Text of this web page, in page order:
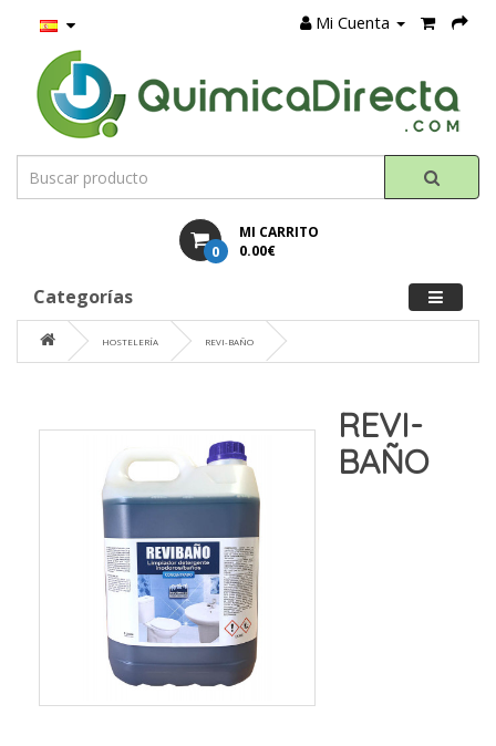
Mi Cuenta
MI CARRITO
0 0.00€
Categorías
HOSTELERÍA REVI-BAÑO
REVI-
BAÑO